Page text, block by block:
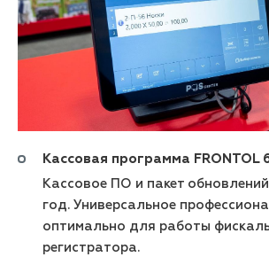
Кассовая программа FRONTOL
Кассовое ПО и пакет обновлений
год. Универсальное
оптимально для работы
регистратора.